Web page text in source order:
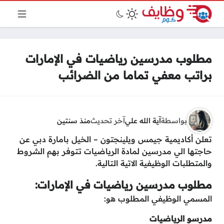
مطلوب مدرسين رياضيات في الإمارات
براتب معفي تماما من الضرائب
بواسطةآية الله عليآخر تحديثمنذ سنتين
تعلن أكاديمية جيمس ويلينجتون – الخيل بامارة دبي عن
حاجتها الي مدرسين لمادة الرياضيات تتوفر بهم الشروط
والمتطلبات الوظيفية الاتية التالية.
مطلوب مدرسين رياضيات في الإمارات:
المسمي الوظيفي المطلوب هو:
مدرسو الرياضيات